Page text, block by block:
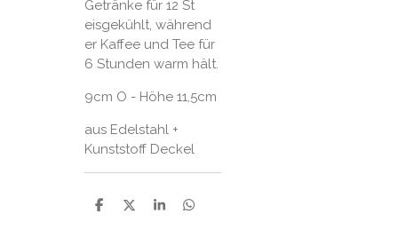
Getränke für 12 St
eisgekühlt, während
er Kaffee und Tee für
6 Stunden warm hält.
9cm O - Höhe 11,5cm
aus Edelstahl +
Kunststoff Deckel
P
P
P
P